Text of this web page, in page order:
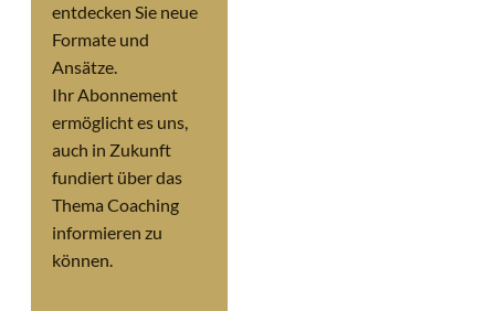
entdecken Sie neue
Formate und
Ansätze.
Ihr Abonnement
ermöglicht es uns,
auch in Zukunft
fundiert über das
Thema Coaching
informieren zu
können.